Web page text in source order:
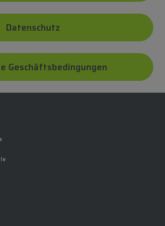
Datenschutz
Geschäftsbedingungen